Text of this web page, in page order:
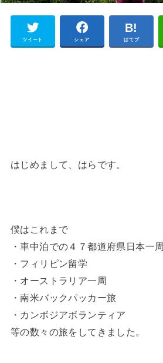
ツイート シェア はてブ
はじめまして、はらです。
僕はこれまで
・車中泊での４７都道府県日本一周
・フィリピン留学
・オーストラリア一周
・南米バックパッカー旅
・カンボジアボランティア
等の数々の旅をしてきました。